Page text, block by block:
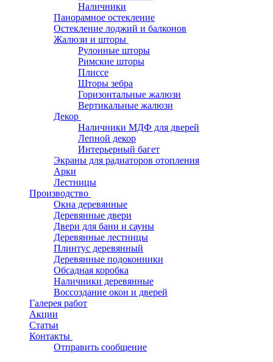
Наличники
Панорамное остекление
Остекление лоджий и балконов
Жалюзи и шторы
Рулонные шторы
Римские шторы
Плиссе
Шторы зебра
Горизонтальные жалюзи
Вертикальные жалюзи
Декор
Наличники МДФ для дверей
Лепной декор
Интерьерный багет
Экраны для радиаторов отопления
Арки
Лестницы
Производство
Окна деревянные
Деревянные двери
Двери для бани и сауны
Деревянные лестницы
Плинтус деревянный
Деревянные подоконники
Обсадная коробка
Наличники деревянные
Воссоздание окон и дверей
Галерея работ
Акции
Статьи
Контакты
Отправить сообщение